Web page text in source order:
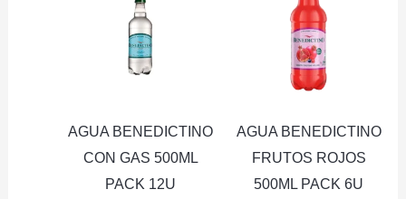
AGUA BENEDICTINO
CON GAS 500ML
PACK 12U
AGUA BENEDICTINO
FRUTOS ROJOS
500ML PACK 6U